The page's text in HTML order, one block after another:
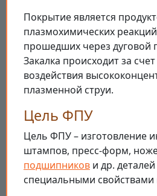
Покрытие является
плазмохимических
прошедших через дуговой
Закалка происходит за
воздействия
плазменной струи.
Цель ФПУ
Цель ФПУ – изготовление
штампов, пресс-форм,
подшипников и др.
специальными свойствами